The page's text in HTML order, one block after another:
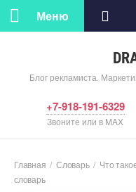
Блог рекламиста.
Меню
+7-918-191-6329
Звоните или в MAX
Главная / Словарь/ Что
словарь